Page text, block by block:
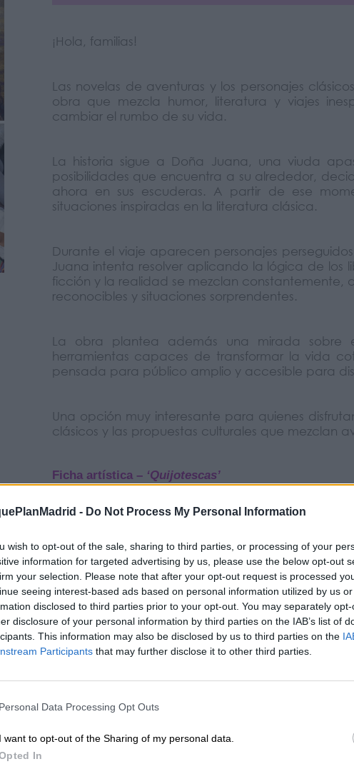
- Do Not Process My Personal Information
wish to opt-out of the sale, sharing to third parties, or processing of your
information for targeted advertising by us, please use the below opt-out
your selection. Please note that after your opt-out request is processed
seeing interest-based ads based on personal information utilized by us
disclosed to third parties prior to your opt-out. You may separately
disclosure of your personal information by third parties on the IAB’s list of
This information may also be disclosed by us to third parties on the
Participants that may further disclose it to other third parties.
Personal Data Processing Opt Outs
I want to opt-out of the Sharing of my personal data.
In
¡Hola, familias!
Las novelas de aventuras y los personajes
obra que mezcla humor, literatura y viajes
cambiar el rumbo de su vida.
La historia sigue a Doña Juana, una viuda
posibilidades que encuentra a su alrededor,
ahora en sus escuderas. A partir de ese
situaciones inspiradas en la literatura clásica.
Durante el viaje aparecen personajes
Juana intenta resolver aplicando la lógica de los
ficción y la realidad se mezclan
reconocibles y situaciones sorprendentes.
La obra plantea además una mirada
herramientas capaces de transformar la vida
pensada para público amplio y accesible para
Una opción muy interesante para quienes
clásicos y las propuestas culturales que mezclan
Ficha artística – ‘Quijotescas’
Dirección:Elena Cánovas
Dramaturgia:Julieta Soria
Creación musical:Juan Cañas
Iluminación:Julen
Escenografía:Richard Cénier
Vestuario y caracterización:Rosa Moutel y
Utilería:Dayana
Transporte:Javier Palomares
Maquillaje y peluquería:Silvia Grande
Intérpretes:Andrea Bellomo, Cristina
López, Sylví Gralam, Rubén Cobos y Luis Miguel
Tajuña